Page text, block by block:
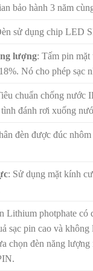
bảo hành 3 năm
sử dụng chip LED
lượng: Tấm pin
Nó cho phép sạc
chuẩn chống nước
đánh rơi xuống
đèn được đúc
: Sử dụng mặt kính
Lithium photphate có
sạc pin cao và
chọn đèn năng